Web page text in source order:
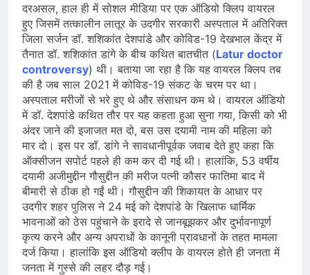
दरअसल, हाल ही में सोशल मीडिया पर एक ऑडियो क्लिप वायरल
हुए जिसमें तत्कालीन लातूर के उदगीर सरकारी अस्पताल में अतिरिक्त
जिला सर्जन डॉ. शशिकांत देशपांडे और कोविड-19 देखभाल केंद्र में
तैनात डॉ. शशिकांत डांगे के बीच कथित बातचीत (Latur doctor
controversy) थी। बताया जा रहा है कि यह वायरल क्लिप तब
की है जब साल 2021 में कोविड-19 संकट के चरम पर था।
अस्पताल मरीजों से भरे हुए थे और संसाधन कम थे। वायरल ऑडियो
में डॉ. देशपांडे कथित तौर पर यह कहता हुआ सुना गया, किसी को भी
अंदर जाने की इजाजत मत दो, बस उस दयामी नाम की महिला को
मार दो। इस पर डॉ. डांगे ने सावधानीपूर्वक जवाब देते हुए कहा कि
ऑक्सीजन सपोर्ट पहले ही कम कर दी गई थी। हालांकि, 53 वर्षीय
दयामी अजीमुद्दीन गौसुद्दीन की मरीज पत्नी कौसर फातिमा बाद में
बीमारी से ठीक हो गईं थी। गौसुद्दीन की शिकायत के आधार पर
उदगीर शहर पुलिस ने 24 मई को देशपांडे के खिलाफ धार्मिक
भावनाओं को ठेस पहुंचाने के इरादे से जानबूझकर और दुर्भावनापूर्ण
कृत्य करने और अन्य अपराधों के कानूनी प्रावधानों के तहत मामला
दर्ज किया। हालांकि इस ऑडियो क्लीप के वायरल होते ही जनता में
जनता में गुस्से की लहर दौड़ गई।